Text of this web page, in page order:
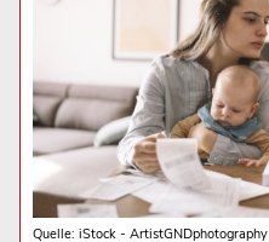
Quelle: iStock - ArtistGNDphotography